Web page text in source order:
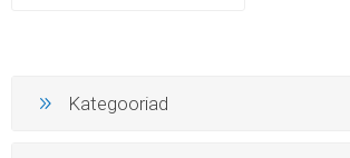
Kategooriad